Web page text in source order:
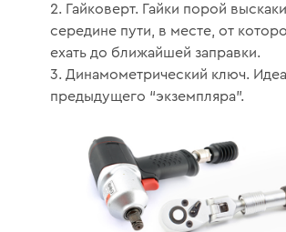
Гайковерт. Гайки порой
середине пути, в месте, от
ехать до ближайшей заправки.
Динамометрический ключ.
предыдущего “экземпляра”.